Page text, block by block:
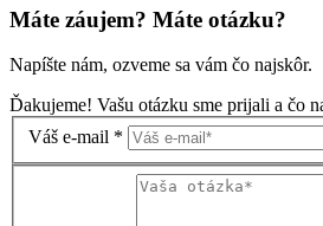
Máte záujem? Máte otázku?
Napíšte nám, ozveme sa vám čo najskôr.
Ďakujeme! Vašu otázku sme prijali a čo
Váš e-mail *